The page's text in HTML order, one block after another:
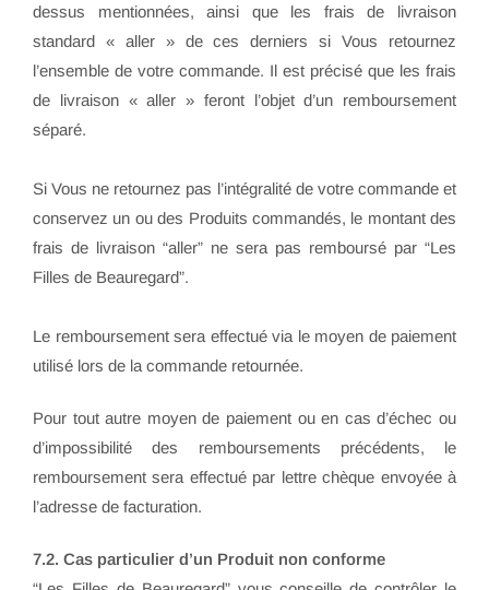
dessus mentionnées, ainsi que les frais de livraison
standard « aller » de ces derniers si Vous retournez
l’ensemble de votre commande. Il est précisé que les frais
de livraison « aller » feront l’objet d’un remboursement
séparé.
Si Vous ne retournez pas l’intégralité de votre commande et
conservez un ou des Produits commandés, le montant des
frais de livraison “aller” ne sera pas remboursé par “Les
Filles de Beauregard”.
Le remboursement sera effectué via le moyen de paiement
utilisé lors de la commande retournée.
Pour tout autre moyen de paiement ou en cas d’échec ou
d’impossibilité des remboursements précédents, le
remboursement sera effectué par lettre chèque envoyée à
l’adresse de facturation.
7.2. Cas particulier d’un Produit non conforme